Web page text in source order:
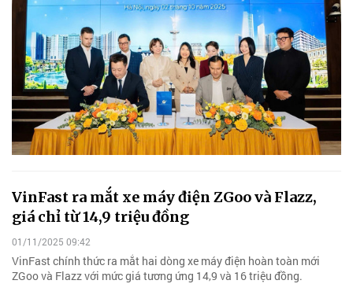
VinFast ra mắt xe máy điện ZGoo và Flazz,
giá chỉ từ 14,9 triệu đồng
01/11/2025 09:42
VinFast chính thức ra mắt hai dòng xe máy điện hoàn toàn mới
ZGoo và Flazz với mức giá tương ứng 14,9 và 16 triệu đồng.